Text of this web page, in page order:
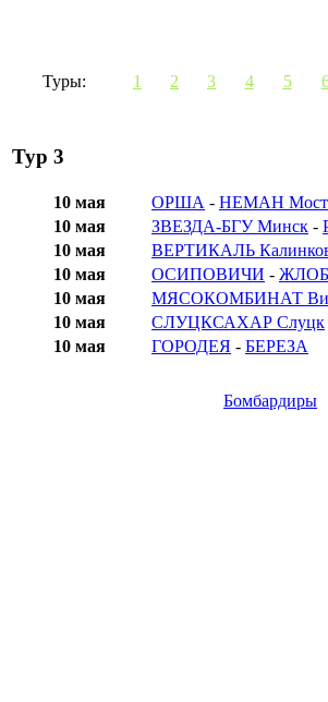
Туры: 1 2 3 4 5
Тур 3
10 мая ОРША - НЕМАН
10 мая
ЗВЕЗДА-БГУ Минск -
10 мая
ВЕРТИКАЛЬ
10 мая
ОСИПОВИЧИ -
10 мая
МЯСОКОМБИНАТ
10 мая
СЛУЦКСАХАР Слуцк
10 мая
ГОРОДЕЯ - БЕРЕЗА
Бомбардиры